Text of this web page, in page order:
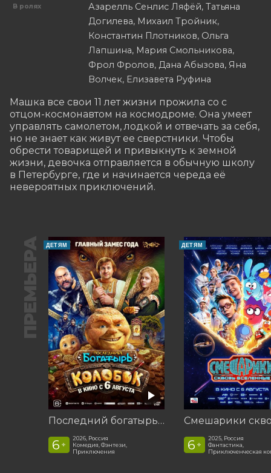
В ролях
Азарелль Сенлис Ляфёй, Татьяна
Догилева, Михаил Тройник,
Константин Плотников, Ольга
Лапшина, Мария Смольникова,
Фрол Фролов, Дана Абызова, Яна
Волчек, Елизавета Руфина
Машка все свои 11 лет жизни прожила со с
отцом-космонавтом на космодроме. Она умеет
управлять самолетом, лодкой и отвечать за себя,
но не знает как живут ее сверстники. Чтобы
обрести товарищей и привыкнуть к земной
жизни, девочка отправляется в обычную школу
в Петербурге, где и начинается череда её
невероятных приключений.
ПРЕМЬЕРА ДЕТЯМ
Последний богатырь. Колобок
6 +
2026, Россия
Комедия, Фэнтези,
Приключения
ДЕТЯМ
6 +
2025, Россия
Фантастика,
Приключенческая